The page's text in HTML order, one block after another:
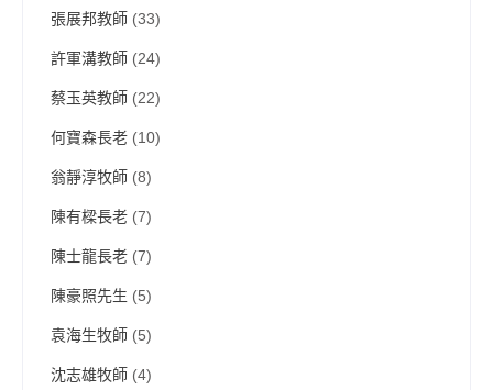
張展邦教師 (33)
許軍溝教師 (24)
蔡玉英教師 (22)
何寶森長老 (10)
翁靜淳牧師 (8)
陳有樑長老 (7)
陳士龍長老 (7)
陳豪照先生 (5)
袁海生牧師 (5)
沈志雄牧師 (4)